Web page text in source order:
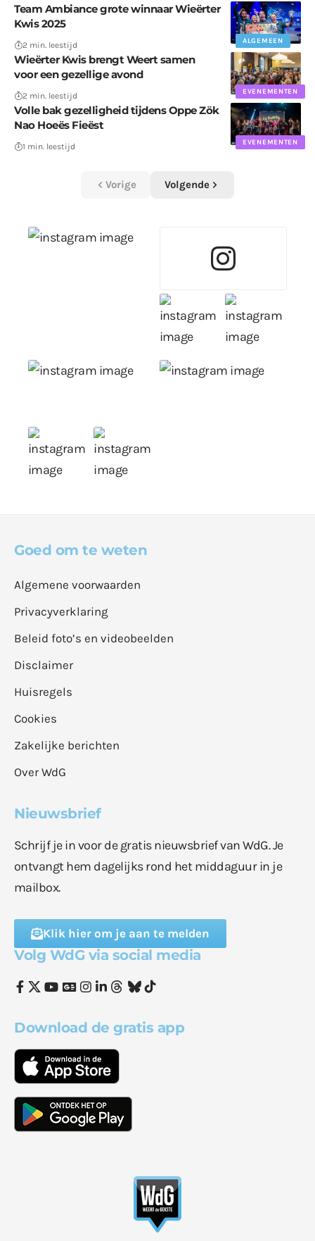
ALGEMEEN
Team Ambiance grote winnaar Wieërter
Kwis 2025
2 min. leestijd
EVENEMENTEN
Wieërter Kwis brengt Weert samen
voor een gezellige avond
2 min. leestijd
EVENEMENTEN
Volle bak gezelligheid tijdens Oppe Zök
Nao Hoeës Fieëst
1 min. leestijd
Vorige Volgende
Goed om te weten
Algemene voorwaarden
Privacyverklaring
Beleid foto’s en videobeelden
Disclaimer
Huisregels
Cookies
Zakelijke berichten
Over WdG
Nieuwsbrief
Schrijf je in voor de gratis nieuwsbrief van WdG. Je
ontvangt hem dagelijks rond het middaguur in je
mailbox.
Klik hier om je aan te melden
Volg WdG via social media
Download de gratis app